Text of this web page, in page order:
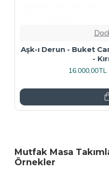
Çipa Döküm Ayak -
Takımı - 70x120
Allzalit Tabla) -
Mutfak Masa
Örnekler